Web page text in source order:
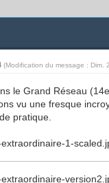
(Modification du message : Dim.
le Grand Réseau
vu une fresque
pratique.